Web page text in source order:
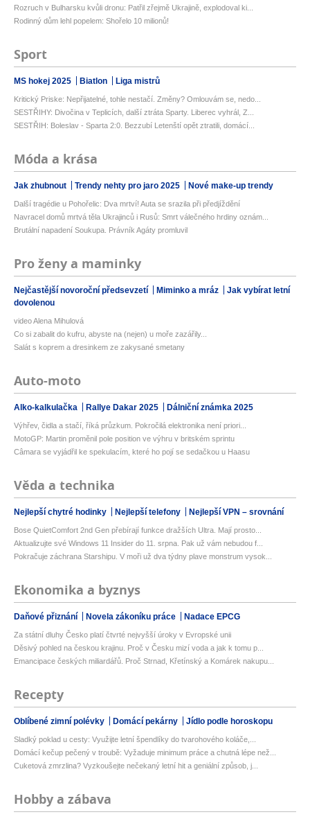
Rozruch v Bulharsku kvůli dronu: Patřil zřejmě Ukrajině, explodoval ki...
Rodinný dům lehl popelem: Shořelo 10 milionů!
Sport
MS hokej 2025 Biatlon Liga mistrů
Kritický Priske: Nepřijatelné, tohle nestačí. Změny? Omlouvám se, nedo...
SESTŘIHY: Divočina v Teplicích, další ztráta Sparty. Liberec vyhrál, Z...
SESTŘIH: Boleslav - Sparta 2:0. Bezzubí Letenští opět ztratili, domácí...
Móda a krása
Jak zhubnout Trendy nehty pro jaro 2025 Nové make-up trendy
Další tragédie u Pohořelic: Dva mrtví! Auta se srazila při předjíždění
Navracel domů mrtvá těla Ukrajinců i Rusů: Smrt válečného hrdiny oznám...
Brutální napadení Soukupa. Právník Agáty promluvil
Pro ženy a maminky
Nejčastější novoroční předsevzetí Miminko a mráz
Jak vybírat letní
dovolenou
video Alena Mihulová
Co si zabalit do kufru, abyste na (nejen) u moře zazářily...
Salát s koprem a dresinkem ze zakysané smetany
Auto-moto
Alko-kalkulačka Rallye Dakar 2025 Dálniční známka 2025
Výhřev, čidla a stačí, říká průzkum. Pokročilá elektronika není priori...
MotoGP: Martin proměnil pole position ve výhru v britském sprintu
Câmara se vyjádřil ke spekulacím, které ho pojí se sedačkou u Haasu
Věda a technika
Nejlepší chytré hodinky Nejlepší telefony Nejlepší VPN – srovnání
Bose QuietComfort 2nd Gen přebírají funkce dražších Ultra. Mají prosto...
Aktualizujte své Windows 11 Insider do 11. srpna. Pak už vám nebudou f...
Pokračuje záchrana Starshipu. V moři už dva týdny plave monstrum vysok...
Ekonomika a byznys
Daňové přiznání Novela zákoníku práce Nadace EPCG
Za státní dluhy Česko platí čtvrté nejvyšší úroky v Evropské unii
Děsivý pohled na českou krajinu. Proč v Česku mizí voda a jak k tomu p...
Emancipace českých miliardářů. Proč Strnad, Křetínský a Komárek nakupu...
Recepty
Oblíbené zimní polévky Domácí pekárny Jídlo podle horoskopu
Sladký poklad u cesty: Využijte letní špendlíky do tvarohového koláče,...
Domácí kečup pečený v troubě: Vyžaduje minimum práce a chutná lépe než...
Cuketová zmrzlina? Vyzkoušejte nečekaný letní hit a geniální způsob, j...
Hobby a zábava